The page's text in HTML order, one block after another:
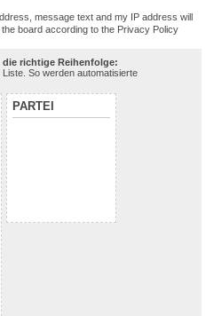
message text and my IP address will
board according to the Privacy Policy
die richtige Reihenfolge:
So werden automatisierte
PARTEI